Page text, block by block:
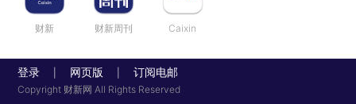
财新 财新周刊 Caixin
登录 网页版 订阅电邮
Copyright 财新网 All Rights Reserved